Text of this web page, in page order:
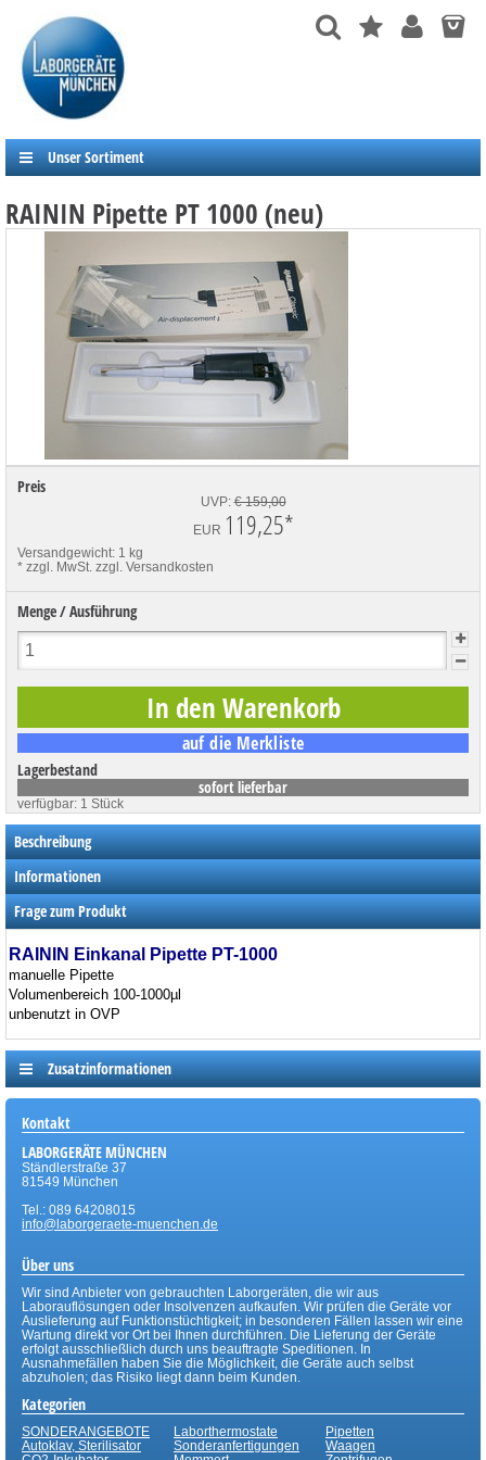
Unser Sortiment
RAININ Pipette PT 1000 (neu)
Preis
UVP:€ 159,00
EUR 119,25*
Versandgewicht: 1 kg
* zzgl. MwSt. zzgl. Versandkosten
Menge / Ausführung
Lagerbestand
sofort lieferbar
verfügbar: 1 Stück
Beschreibung
Informationen
Frage zum Produkt
RAININ Einkanal Pipette PT-1000
manuelle Pipette
Volumenbereich 100-1000µl
unbenutzt in OVP
Zusatzinformationen
Kontakt
LABORGERÄTE MÜNCHEN
Ständlerstraße 37
81549 München
Tel.: 089 64208015
info@laborgeraete-muenchen.de
Über uns
Wir sind Anbieter von gebrauchten Laborgeräten, die wir aus
Laborauflösungen oder Insolvenzen aufkaufen. Wir prüfen die Geräte vor
Auslieferung auf Funktionstüchtigkeit; in besonderen Fällen lassen wir eine
Wartung direkt vor Ort bei Ihnen durchführen. Die Lieferung der Geräte
erfolgt ausschließlich durch uns beauftragte Speditionen. In
Ausnahmefällen haben Sie die Möglichkeit, die Geräte auch selbst
abzuholen; das Risiko liegt dann beim Kunden.
Kategorien
SONDERANGEBOTE
Autoklav, Sterilisator
Laborthermostate
Sonderanfertigungen
Pipetten
Waagen